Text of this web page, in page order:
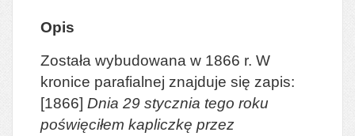
Opis
Została wybudowana w 1866 r. W
kronice parafialnej znajduje się zapis:
[1866] Dnia 29 stycznia tego roku
poświęciłem kapliczkę przez